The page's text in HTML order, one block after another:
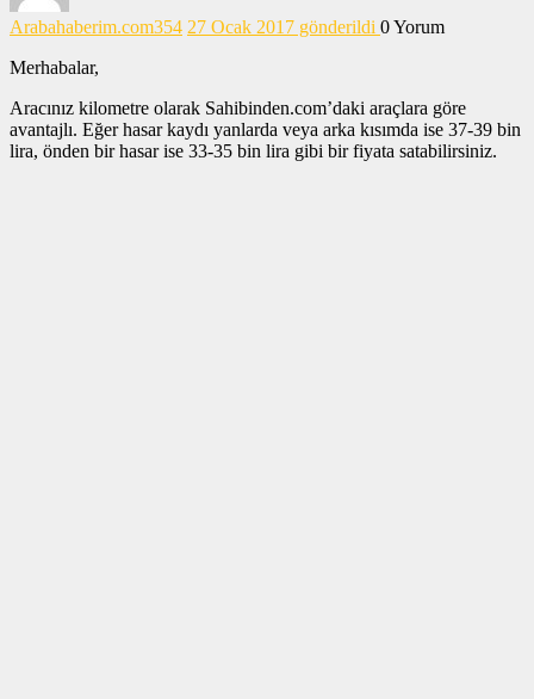
Arabahaberim.com354 27 Ocak 2017 gönderildi 0Yorum
Merhabalar,
Aracınız kilometre olarak Sahibinden.com’daki araçlara göre
avantajlı. Eğer hasar kaydı yanlarda veya arka kısımda ise 37-39 bin
lira, önden bir hasar ise 33-35 bin lira gibi bir fiyata satabilirsiniz.